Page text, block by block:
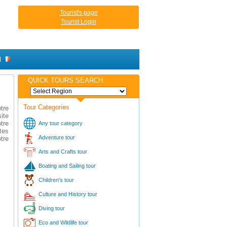
Tourist's page
Tourist Login
QUICK TOURS SEARCH
Tour Categories
Any tour category
Adventure tour
Arts and Crafts tour
Boating and Sailing tour
Children's tour
Culture and History tour
Diving tour
Eco and Wildlife tour